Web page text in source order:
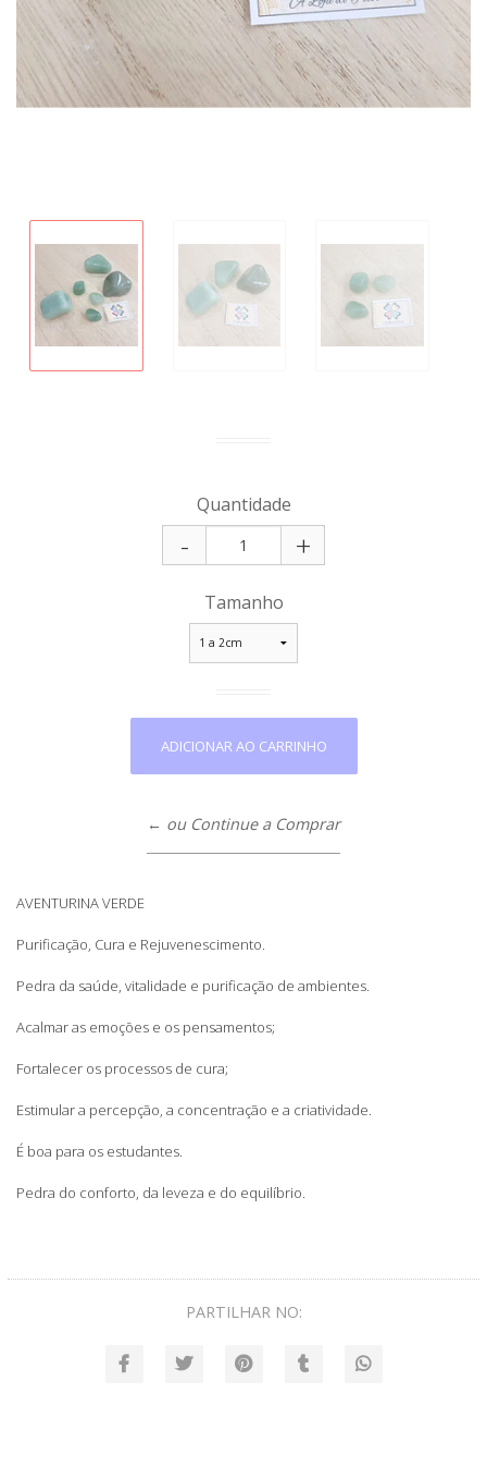
Quantidade
+
-
Tamanho
← ou Continue a Comprar
AVENTURINA VERDE
Purificação, Cura e Rejuvenescimento.
Pedra da saúde, vitalidade e purificação de ambientes.
Acalmar as emoções e os pensamentos;
Fortalecer os processos de cura;
Estimular a percepção, a concentração e a criatividade.
É boa para os estudantes.
Pedra do conforto, da leveza e do equilíbrio.
PARTILHAR NO: